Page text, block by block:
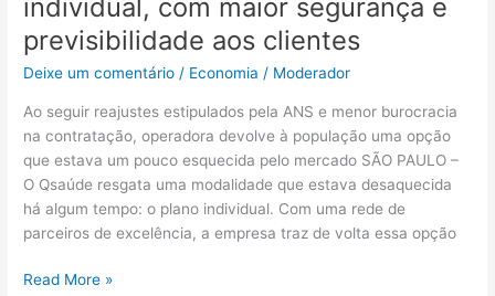
individual, com maior segurança e
previsibilidade aos clientes
Deixe um comentário / Economia / Moderador
Ao seguir reajustes estipulados pela ANS e menor burocracia
na contratação, operadora devolve à população uma opção
que estava um pouco esquecida pelo mercado SÃO PAULO –
O Qsaúde resgata uma modalidade que estava desaquecida
há algum tempo: o plano individual. Com uma rede de
parceiros de excelência, a empresa traz de volta essa opção
de
volta
a
individual,
com
maior
segurança
e
previsibilidade
clientes
Read More »